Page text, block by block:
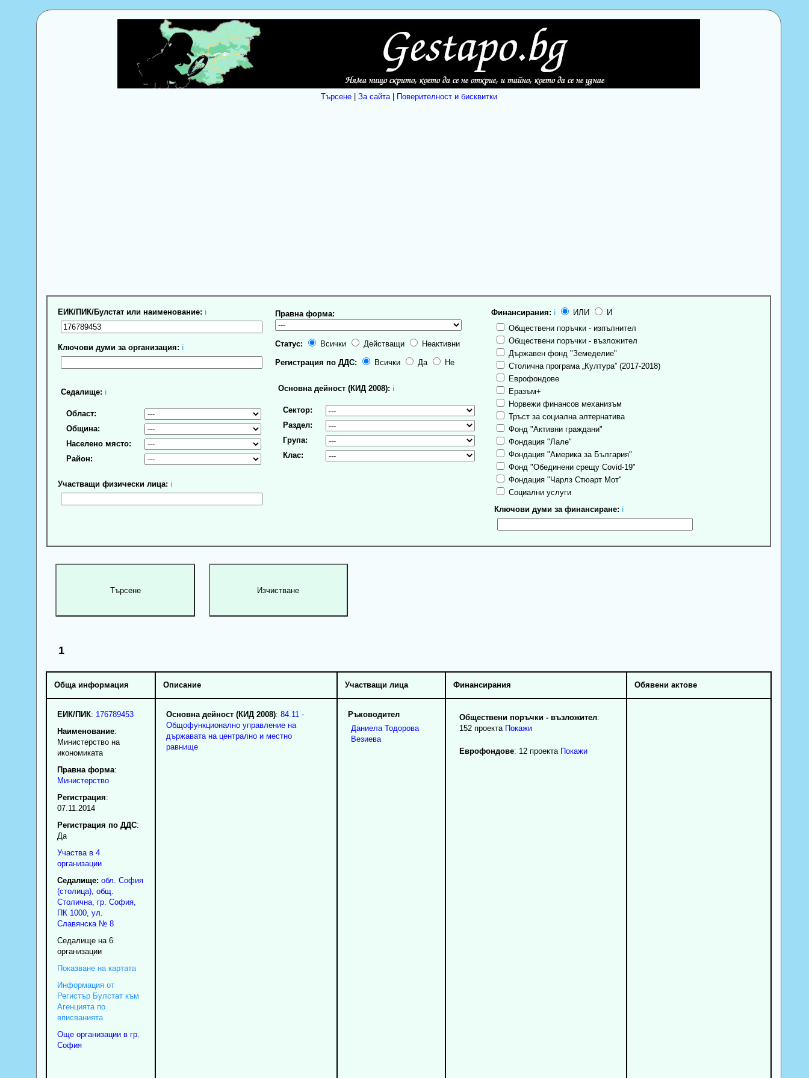
Търсене| За сайта| Поверителност и бисквитки
ЕИК/ПИК/Булстат или наименование: ℹ
Ключови думи за организация: ℹ
Седалище: ℹ
Област:
Община:
Населено място:
Район:
Участващи физически лица: ℹ
Правна форма:
Статус: Всички Действащи Неактивни
Регистрация по ДДС: Всички Да Не
Основна дейност (КИД 2008): ℹ
Сектор:
Раздел:
Група:
Клас:
Финансирания: ℹ ИЛИ
И
Обществени поръчки - изпълнител
Обществени поръчки - възложител
Държавен фонд "Земеделие"
Столична програма „Култура” (2017-2018)
Еврофондове
Еразъм+
Норвежи финансов механизъм
Тръст за социална алтернатива
Фонд "Активни граждани"
Фондация "Лале"
Фондация "Америка за България"
Фонд "Обединени срещу Covid-19"
Фондация "Чарлз Стюарт Мот"
Социални услуги
Ключови думи за финансиране: ℹ
1
Обща информация Описание Участващи лица Финансирания Обявени актове
ЕИК/ПИК: 176789453
Наименование:
Министерство на
икономиката
Правна форма:
Министерство
Регистрация:
07.11.2014
Регистрация по ДДС:
Да
Участва в 4
организации
Седалище: обл. София
(столица), общ.
Столична, гр. София,
ПК 1000, ул.
Славянска № 8
Седалище на 6
организации
Показване на картата
Информация от
Регистър Булстат към
Агенцията по
вписванията
Още организации в гр.
София
Основна дейност (КИД 2008): 84.11 -
Общофункционално управление на
държавата на централно и местно
равнище
Ръководител
Даниела Тодорова
Везиева
Обществени поръчки - възложител:
152 проекта Покажи
Еврофондове: 12 проекта Покажи